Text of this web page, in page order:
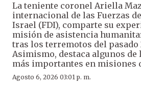
La teniente coronel Ariella
internacional de las Fuerzas
Israel (FDI), comparte su
misión de asistencia
tras los terremotos del pasado
Asimismo, destaca algunos de
más importantes en misiones
Agosto 6, 2026 03:01 p. m.